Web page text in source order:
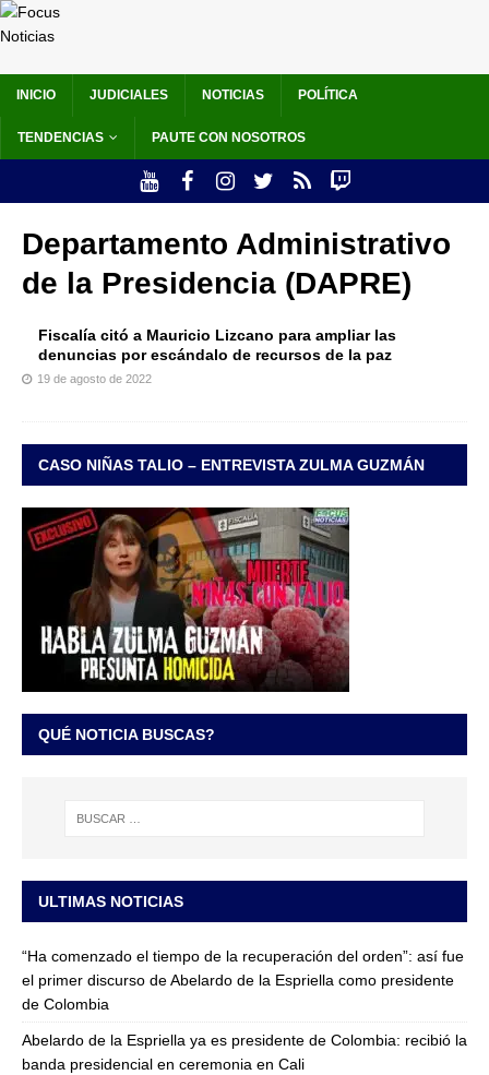
INICIO JUDICIALES NOTICIAS POLÍTICA
TENDENCIAS PAUTE CON NOSOTROS
Departamento Administrativo
de la Presidencia (DAPRE)
Fiscalía citó a Mauricio Lizcano para ampliar las
denuncias por escándalo de recursos de la paz
19 de agosto de 2022
CASO NIÑAS TALIO – ENTREVISTA ZULMA GUZMÁN
QUÉ NOTICIA BUSCAS?
ULTIMAS NOTICIAS
“Ha comenzado el tiempo de la recuperación del orden”: así fue
el primer discurso de Abelardo de la Espriella como presidente
de Colombia
Abelardo de la Espriella ya es presidente de Colombia: recibió la
banda presidencial en ceremonia en Cali